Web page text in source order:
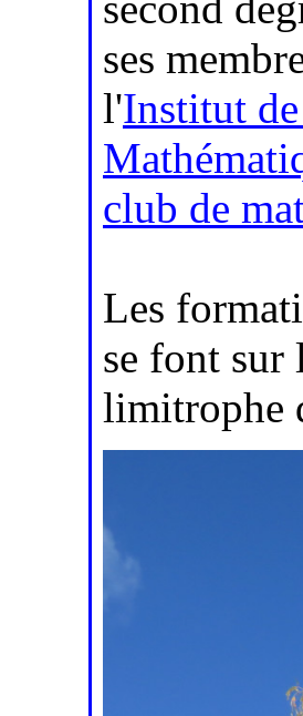
ses
l'Institut
club de
Les
se font sur
limitrophe